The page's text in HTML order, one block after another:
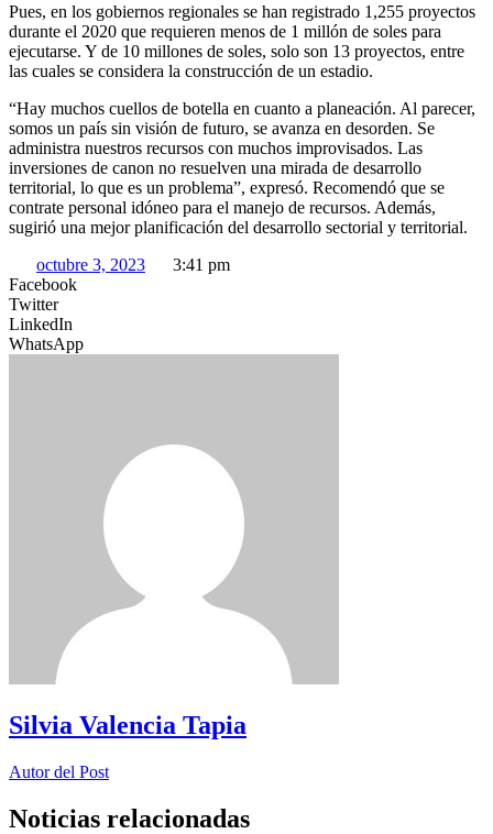
Pues, en los gobiernos regionales se han registrado 1,255 proyectos
durante el 2020 que requieren menos de 1 millón de soles para
ejecutarse. Y de 10 millones de soles, solo son 13 proyectos, entre
las cuales se considera la construcción de un estadio.
“Hay muchos cuellos de botella en cuanto a planeación. Al parecer,
somos un país sin visión de futuro, se avanza en desorden. Se
administra nuestros recursos con muchos improvisados. Las
inversiones de canon no resuelven una mirada de desarrollo
territorial, lo que es un problema”, expresó. Recomendó que se
contrate personal idóneo para el manejo de recursos. Además,
sugirió una mejor planificación del desarrollo sectorial y territorial.
octubre 3, 2023
3:41 pm
Facebook
Twitter
LinkedIn
WhatsApp
Silvia Valencia Tapia
Autor del Post
Noticias relacionadas